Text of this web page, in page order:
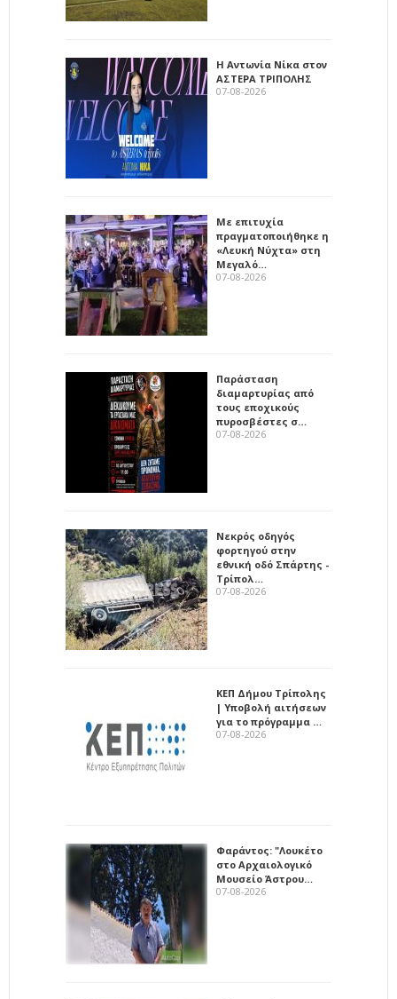
Η Αντωνία Νίκα στον
ΑΣΤΕΡΑ ΤΡΙΠΟΛΗΣ
07-08-2026
Με επιτυχία
πραγματοποιήθηκε η
«Λευκή Νύχτα» στη
Μεγαλό…
07-08-2026
Παράσταση
διαμαρτυρίας από
τους εποχικούς
πυροσβέστες σ…
07-08-2026
Νεκρός οδηγός
φορτηγού στην
εθνική οδό Σπάρτης -
Τρίπολ…
07-08-2026
ΚΕΠ Δήμου Τρίπολης
| Υποβολή αιτήσεων
για το πρόγραμμα …
07-08-2026
Φαράντος: "Λουκέτο
στο Αρχαιολογικό
Μουσείο Άστρου…
07-08-2026